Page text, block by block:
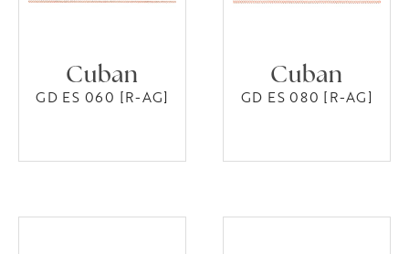
Cuban
GD ES 060 [R-AG]
Cuban
GD ES 080 [R-AG]